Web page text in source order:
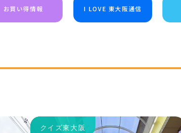
お買い得情報 I LOVE 東大阪通信
クイズ東大阪